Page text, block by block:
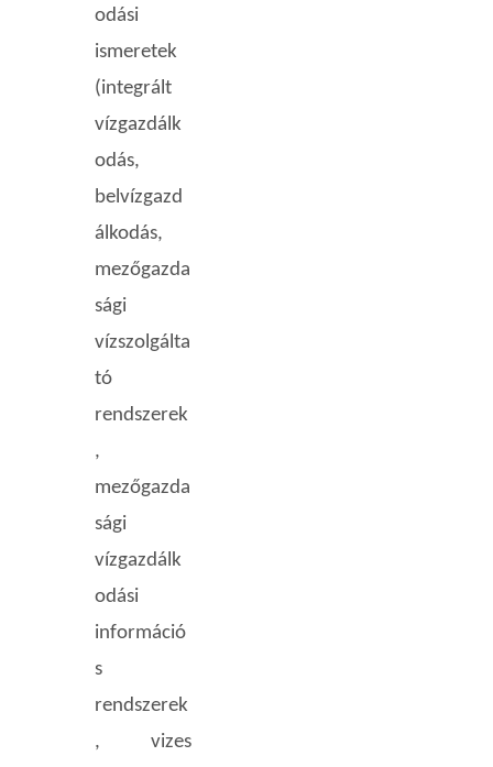
odási
ismeretek
(integrált
vízgazdálk
odás,
belvízgazd
álkodás,
mezőgazda
sági
vízszolgálta
tó
rendszerek
,
mezőgazda
sági
vízgazdálk
odási
információ
s
rendszerek
, vizes